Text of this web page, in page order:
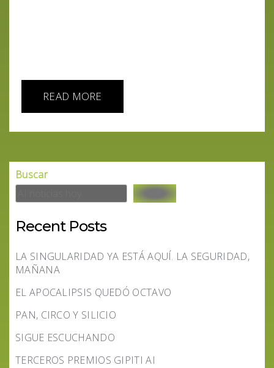
READ MORE
Buscar
Recent Posts
LA SINGULARIDAD YA ESTÁ AQUÍ. LA SEGURIDAD,
MAÑANA
EL APOCALIPSIS QUEDÓ OCTAVO
PAN, CIRCO Y SILICIO
SIGUE ESCUCHANDO
TERCEROS PREMIOS GIPITI AI